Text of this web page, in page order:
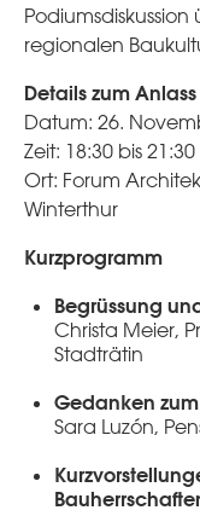
regionalen
Details zum Anlass
Datum: 26.
Zeit: 18:30 bis 21:30
Ort: Forum
Winterthur
Kurzprogramm
Begrüssung
Christa Meier,
Stadträtin
Gedanken
Sara Luzón,